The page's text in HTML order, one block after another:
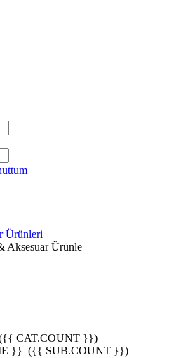
Ürünleri
Aksesuar Ürünle
CAT.COUNT }})
}} ({{ SUB.COUNT }})